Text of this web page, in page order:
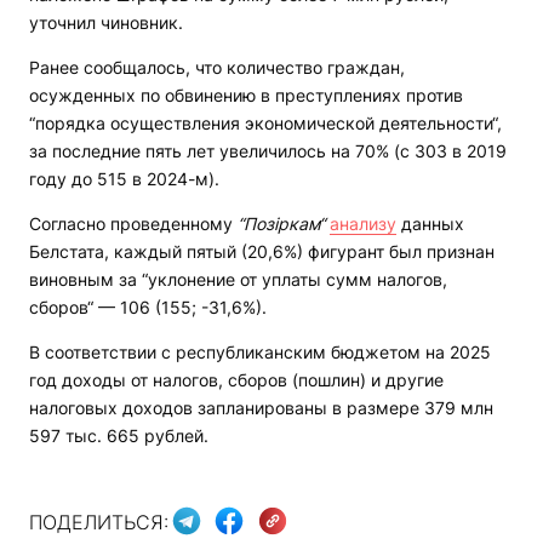
уточнил чиновник.
Ранее сообщалось, что количество граждан,
осужденных по обвинению в преступлениях против
“порядка осуществления экономической деятельности“,
за последние пять лет увеличилось на 70% (с 303 в 2019
году до 515 в 2024-м).
Согласно проведенному “Позіркам“ анализу данных
Белстата, каждый пятый (20,6%) фигурант был признан
виновным за “уклонение от уплаты сумм налогов,
сборов“ — 106 (155; -31,6%).
В соответствии с республиканским бюджетом на 2025
год доходы от налогов, сборов (пошлин) и другие
налоговых доходов запланированы в размере 379 млн
597 тыс. 665 рублей.
ПОДЕЛИТЬСЯ: